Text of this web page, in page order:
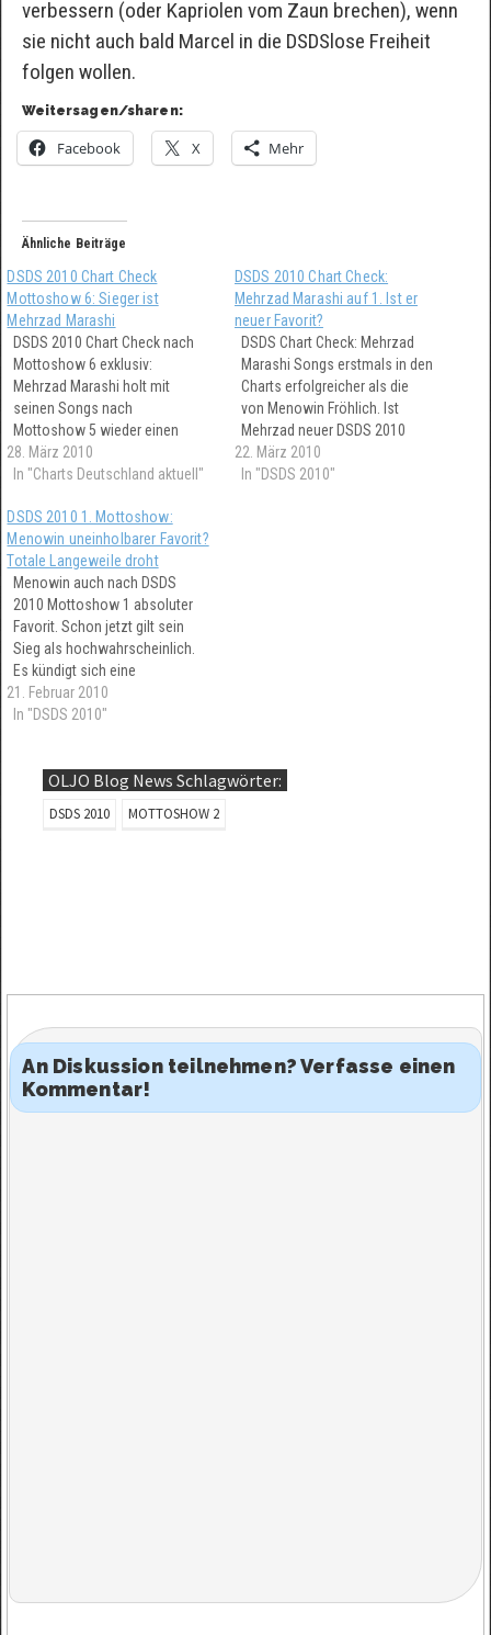
verbessern (oder Kapriolen vom Zaun brechen), wenn
sie nicht auch bald Marcel in die DSDSlose Freiheit
folgen wollen.
Weitersagen/sharen:
Facebook X Mehr
Ähnliche Beiträge
DSDS 2010 Chart Check
Mottoshow 6: Sieger ist
Mehrzad Marashi
DSDS 2010 Chart Check nach
Mottoshow 6 exklusiv:
Mehrzad Marashi holt mit
seinen Songs nach
Mottoshow 5 wieder einen
Sieg. Menowin fällt von 2
(nach Mottoshow 5) auf Rang
sowohl von Manuel Hoffmann,
als auch von Kim Debkowski
zwar knapp aber denn doch
überholt.
28. März 2010
In "Charts Deutschland aktuell"
DSDS 2010 Chart Check:
Mehrzad Marashi auf 1. Ist er
neuer Favorit?
DSDS Chart Check: Mehrzad
Marashi Songs erstmals in den
Charts erfolgreicher als die
von Menowin Fröhlich. Ist
Mehrzad neuer DSDS 2010
Favorit, oder ist es nur Glück,
dass er die von ihm
22. März 2010
In "DSDS 2010"
DSDS 2010 1. Mottoshow:
Menowin uneinholbarer Favorit?
Totale Langeweile droht
Menowin auch nach DSDS
2010 Mottoshow 1 absoluter
Favorit. Schon jetzt gilt sein
Sieg als hochwahrscheinlich.
Es kündigt sich eine
schwerfällige und langweilige
Mottoshow Phase ab. Nach
Mottoshow gibt es für
mit ihm aufnehmen könnte.
21. Februar 2010
In "DSDS 2010"
OLJO Blog News Schlagwörter:
DSDS 2010 MOTTOSHOW 2
An Diskussion teilnehmen? Verfasse einen
Kommentar!